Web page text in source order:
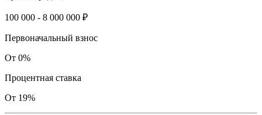
100 000 - 8 000 000 ₽
Первоначальный взнос
От 0%
Процентная ставка
От 19%